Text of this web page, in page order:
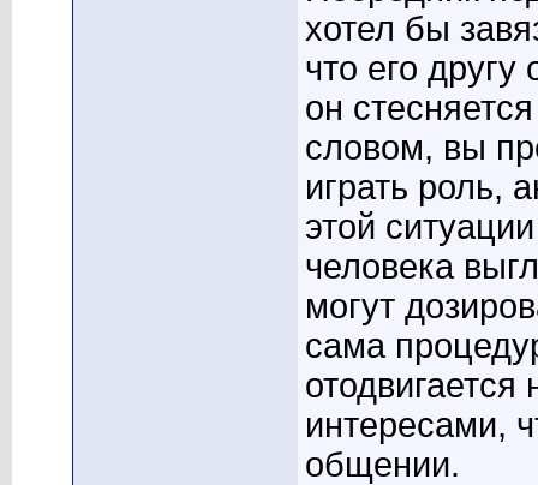
хотел бы
что его
он
словом, вы
играть роль,
этой
человека
могут
сама
интересами,
общении.